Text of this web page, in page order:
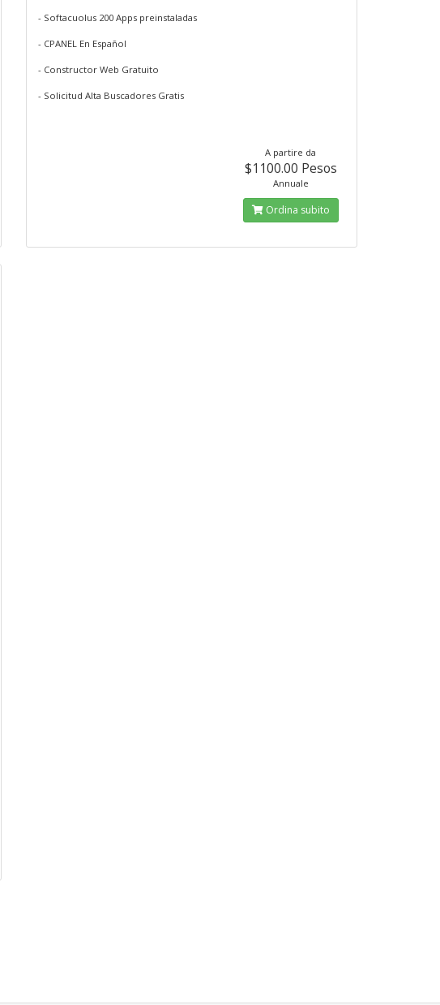
- Softacuolus 200 Apps preinstaladas
- CPANEL En Español
- Constructor Web Gratuito
- Solicitud Alta Buscadores Gratis
A partire da
$1100.00 Pesos
Annuale
Ordina subito